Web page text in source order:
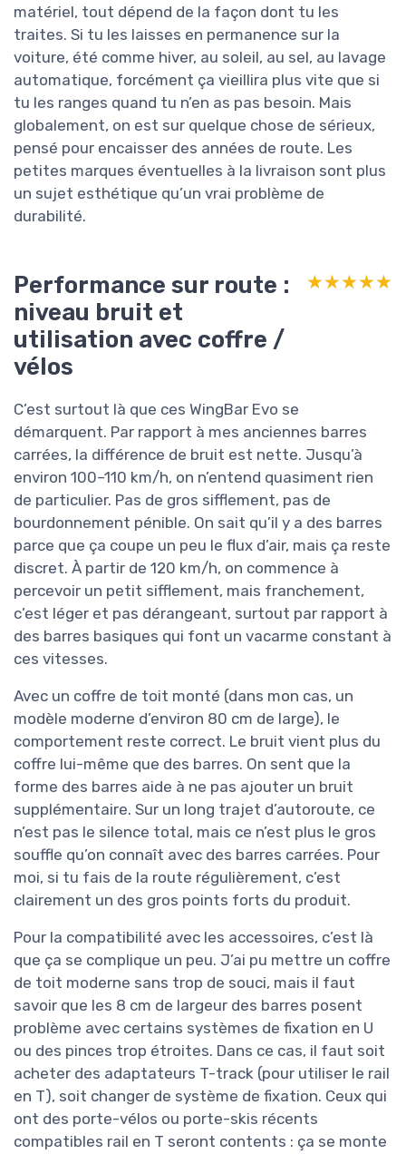
matériel, tout dépend de la façon dont tu les
traites. Si tu les laisses en permanence sur la
voiture, été comme hiver, au soleil, au sel, au lavage
automatique, forcément ça vieillira plus vite que si
tu les ranges quand tu n’en as pas besoin. Mais
globalement, on est sur quelque chose de sérieux,
pensé pour encaisser des années de route. Les
petites marques éventuelles à la livraison sont plus
un sujet esthétique qu’un vrai problème de
durabilité.
Performance sur route :
niveau bruit et
utilisation avec coffre /
vélos
★★★★★
★★★★★
C’est surtout là que ces WingBar Evo se
démarquent. Par rapport à mes anciennes barres
carrées, la différence de bruit est nette. Jusqu’à
environ 100–110 km/h, on n’entend quasiment rien
de particulier. Pas de gros sifflement, pas de
bourdonnement pénible. On sait qu’il y a des barres
parce que ça coupe un peu le flux d’air, mais ça reste
discret. À partir de 120 km/h, on commence à
percevoir un petit sifflement, mais franchement,
c’est léger et pas dérangeant, surtout par rapport à
des barres basiques qui font un vacarme constant à
ces vitesses.
Avec un coffre de toit monté (dans mon cas, un
modèle moderne d’environ 80 cm de large), le
comportement reste correct. Le bruit vient plus du
coffre lui-même que des barres. On sent que la
forme des barres aide à ne pas ajouter un bruit
supplémentaire. Sur un long trajet d’autoroute, ce
n’est pas le silence total, mais ce n’est plus le gros
souffle qu’on connaît avec des barres carrées. Pour
moi, si tu fais de la route régulièrement, c’est
clairement un des gros points forts du produit.
Pour la compatibilité avec les accessoires, c’est là
que ça se complique un peu. J’ai pu mettre un coffre
de toit moderne sans trop de souci, mais il faut
savoir que les 8 cm de largeur des barres posent
problème avec certains systèmes de fixation en U
ou des pinces trop étroites. Dans ce cas, il faut soit
acheter des adaptateurs T-track (pour utiliser le rail
en T), soit changer de système de fixation. Ceux qui
ont des porte-vélos ou porte-skis récents
compatibles rail en T seront contents : ça se monte